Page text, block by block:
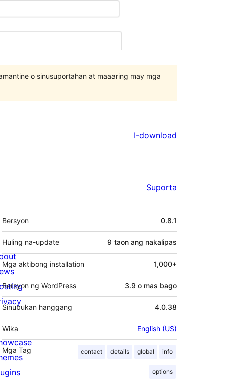
o sinusuportahan at maaaring may mga
I-download
Suporta
Meta
Bersyon 0.8.1
Huling na-update 9 taon ang nakalipas
Mga aktibong installation 1,000+
Bersyon ng WordPress 3.9 o mas bago
Sinubukan hanggang 4.0.38
Wika English (US)
Mga Tag contact details global info
options